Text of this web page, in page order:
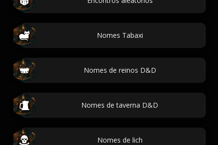
Nomes Tabaxi
Nomes de reinos D&D
Nomes de taverna D&D
Nomes de lich